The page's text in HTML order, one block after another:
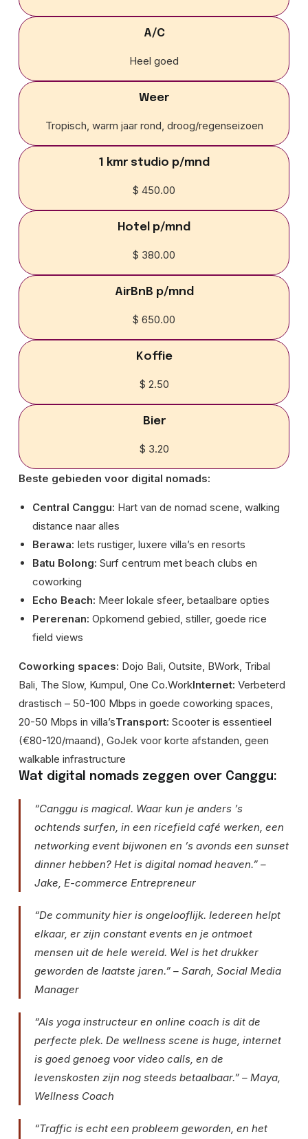
A/C
Heel goed
Weer
Tropisch, warm jaar rond, droog/regenseizoen
1 kmr studio p/mnd
$ 450.00
Hotel p/mnd
$ 380.00
AirBnB p/mnd
$ 650.00
Koffie
$ 2.50
Bier
$ 3.20
Beste gebieden voor digital nomads:
Central Canggu: Hart van de nomad scene, walking
distance naar alles
Berawa: Iets rustiger, luxere villa’s en resorts
Batu Bolong: Surf centrum met beach clubs en
coworking
Echo Beach: Meer lokale sfeer, betaalbare opties
Pererenan: Opkomend gebied, stiller, goede rice
field views
Coworking spaces: Dojo Bali, Outsite, BWork, Tribal
Bali, The Slow, Kumpul, One Co.WorkInternet: Verbeterd
drastisch – 50-100 Mbps in goede coworking spaces,
20-50 Mbps in villa’sTransport: Scooter is essentieel
(€80-120/maand), GoJek voor korte afstanden, geen
walkable infrastructure
Wat digital nomads zeggen over Canggu:
“Canggu is magical. Waar kun je anders ’s
ochtends surfen, in een ricefield café werken, een
networking event bijwonen en ’s avonds een sunset
dinner hebben? Het is digital nomad heaven.” –
Jake, E-commerce Entrepreneur
“De community hier is ongelooflijk. Iedereen helpt
elkaar, er zijn constant events en je ontmoet
mensen uit de hele wereld. Wel is het drukker
geworden de laatste jaren.” – Sarah, Social Media
Manager
“Als yoga instructeur en online coach is dit de
perfecte plek. De wellness scene is huge, internet
is goed genoeg voor video calls, en de
levenskosten zijn nog steeds betaalbaar.” – Maya,
Wellness Coach
“Traffic is echt een probleem geworden, en het